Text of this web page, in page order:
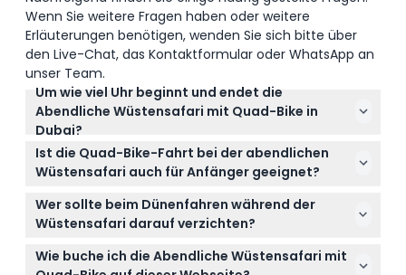
Wenn Sie weitere Fragen haben oder weitere
Erläuterungen benötigen, wenden Sie sich bitte über
den Live-Chat, das Kontaktformular oder WhatsApp an
unser Team.
Um wie viel Uhr beginnt und endet die
Abendliche Wüstensafari mit Quad-Bike in
Dubai?
Die Tour beginnt in der Regel mit einer Abholung
zwischen 14:30 Uhr und 15:30 Uhr und endet gegen
21:00 Uhr bis 21:30 Uhr. (Änderungen vorbehalten –
bitte bestätigen Sie die Zeiten bei der Buchung)
Ist die Quad-Bike-Fahrt bei der abendlichen
Wüstensafari auch für Anfänger geeignet?
Ja, die Quad-Bike-Fahrt findet auf einer
kontrollierten Wüstenstrecke statt, die für alle
Folgen Sie einfach den Anweisungen des Instruktors
Wer sollte beim Dünenfahren während der
Wüstensafari darauf verzichten?
Dünenfahren wird nicht für Schwangere, Gäste mit
Rücken- oder Nackenschmerzen, größere
Wie buche ich die Abendliche Wüstensafari mit